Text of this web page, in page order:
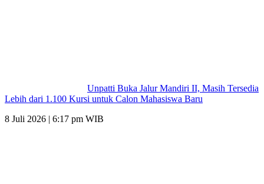
Unpatti Buka Jalur Mandiri II, Masih Tersedia
Lebih dari 1.100 Kursi untuk Calon Mahasiswa Baru
8 Juli 2026 | 6:17 pm WIB